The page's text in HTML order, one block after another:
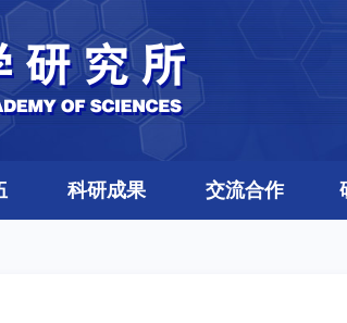
科研成果 交流合作